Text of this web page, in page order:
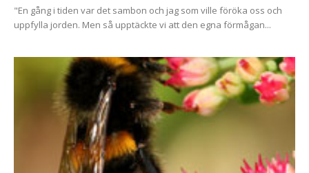
"En gång i tiden var det sambon och jag som ville föröka oss och
uppfylla jorden. Men så upptäckte vi att den egna förmågan...